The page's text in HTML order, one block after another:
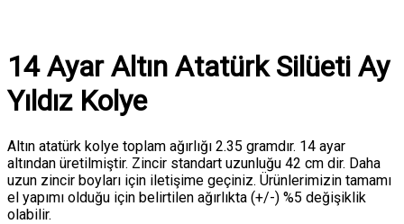
14 Ayar Altın Atatürk Silüeti Ay
Yıldız Kolye
Altın atatürk kolye toplam ağırlığı 2.35 gramdır. 14 ayar
altından üretilmiştir. Zincir standart uzunluğu 42 cm dir. Daha
uzun zincir boyları için iletişime geçiniz. Ürünlerimizin tamamı
el yapımı olduğu için belirtilen ağırlıkta (+/-) %5 değişiklik
olabilir.